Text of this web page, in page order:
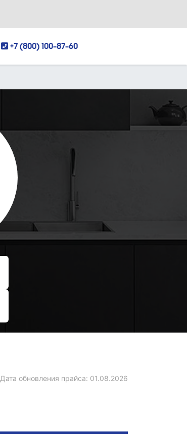
+7 (800) 100-87-60
Дата обновления прайса: 01.08.2026